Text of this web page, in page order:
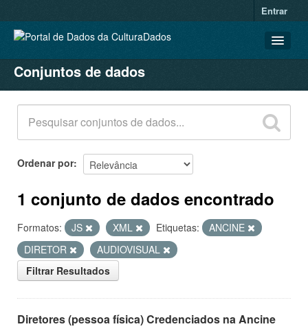
Entrar
CONJUNTOS DE DADOS
ORGANIZAÇÕES
GRUPOS
SOBRE
Conjuntos de dados
Ordenar por
1 conjunto de dados encontrado
Formatos: JS XML Etiquetas:
ANCINE
DIRETOR
AUDIOVISUAL
Filtrar Resultados
Diretores (pessoa física) Credenciados na Ancine